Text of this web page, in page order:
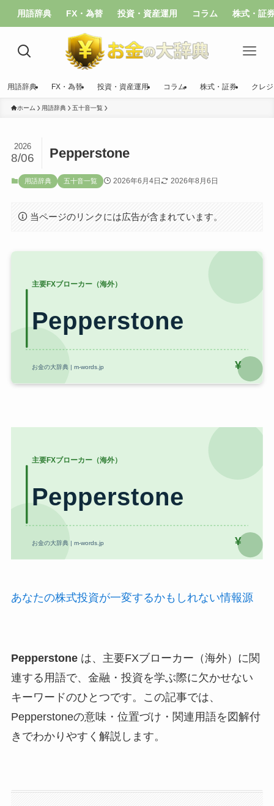
用語辞典 FX・為替 投資・資産運用 コラム 株式・証
用語辞典 FX・為替 投資・資産運用 コラム 株式・証券 クレ
ホーム 用語辞典 五十音一覧
Pepperstone
2026
8/06
用語辞典 五十音一覧 2026年6月4日 2026年8月6日
当ページのリンクには広告が含まれています。
あなたの株式投資が一変するかもしれない情報源
Pepperstoneは、主要FXブローカー（海外）に関
連する用語で、金融・投資を学ぶ際に欠かせない
キーワードのひとつです。この記事では、
Pepperstoneの意味・位置づけ・関連用語を図解付
きでわかりやすく解説します。